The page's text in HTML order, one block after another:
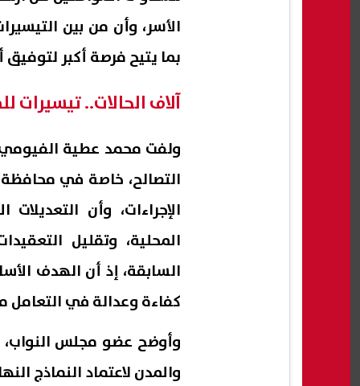
الأسر، وأن من بين
بما يتيح فرصة أكبر لتوفيق
آلاف الحالات.. تيسيرات
ولفت محمد عطية
التصالح، خاصة في
الإجراءات، وأن
المحلية، وتقليل
السابقة، إذ أن الهدف
كفاءة وعدالة في التعامل
وأوضح عضو مجلس النواب،